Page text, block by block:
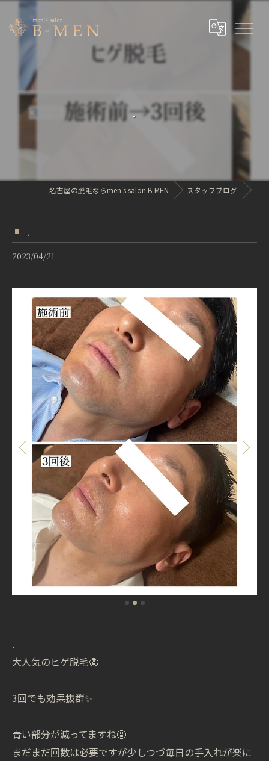
.
名古屋の脱毛ならmen's salon B-MEN スタッフブログ .
.
2023/04/21
.
大人気のヒゲ脱毛🥸
3回でも効果抜群✨
青い部分が減ってますね🤩
まだまだ回数は必要ですが少しつづ毎日の手入れが楽に